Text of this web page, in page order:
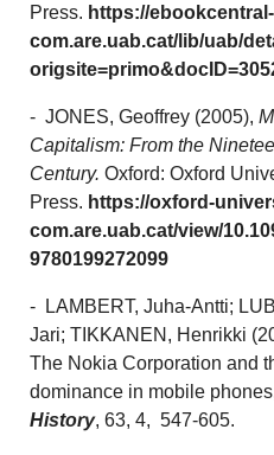
Press. https://
com.are.uab.cat/lib/uab/
- JONES, Geoffrey (2005),
Capitalism: From the
Century.Oxford: Oxford
Press. https://oxford-
com.are.uab.cat/view/
9780199272099
- LAMBERT, Juha-Antti;
Jari; TIKKANEN, Henrikki
The Nokia Corporation and
dominance in mobile
History, 63, 4, 547-605.